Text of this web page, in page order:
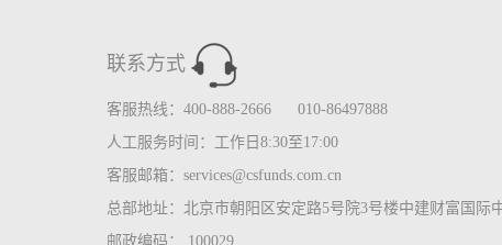
联系方式
客服热线：400-888-2666 010-86497888
人工服务时间：工作日8:30至17:00
客服邮箱：services@csfunds.com.cn
总部地址：北京市朝阳区安定路5号院3号楼中建财富国际
邮政编码： 100029